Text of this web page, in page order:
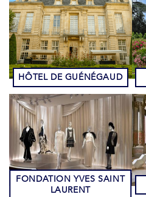
HÔTEL DE GUÉNÉGAUD
FONDATION YVES SAINT
LAURENT